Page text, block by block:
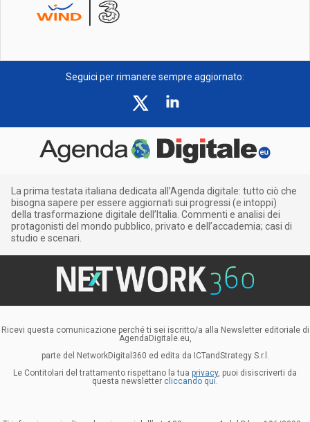
Seguici per rimanere sempre aggiornato:
La prima testata italiana dedicata all’Agenda digitale: tutto ciò che
bisogna sapere per essere aggiornati sui progressi (e intoppi)
della trasformazione digitale dell’Italia. Commenti e analisi dei
protagonisti del mondo pubblico, privato e dell’accademia; casi di
studio e scenari.
Ricevi questa comunicazione perché ti sei iscritto/a alla Newsletter editoriale di
AgendaDigitale.eu,
parte del NetworkDigital360 ed edita da ICTandStrategy S.r.l.
Le Contitolari del trattamento rispettano la tua privacy, puoi disiscriverti da
questa newsletter cliccando qui.